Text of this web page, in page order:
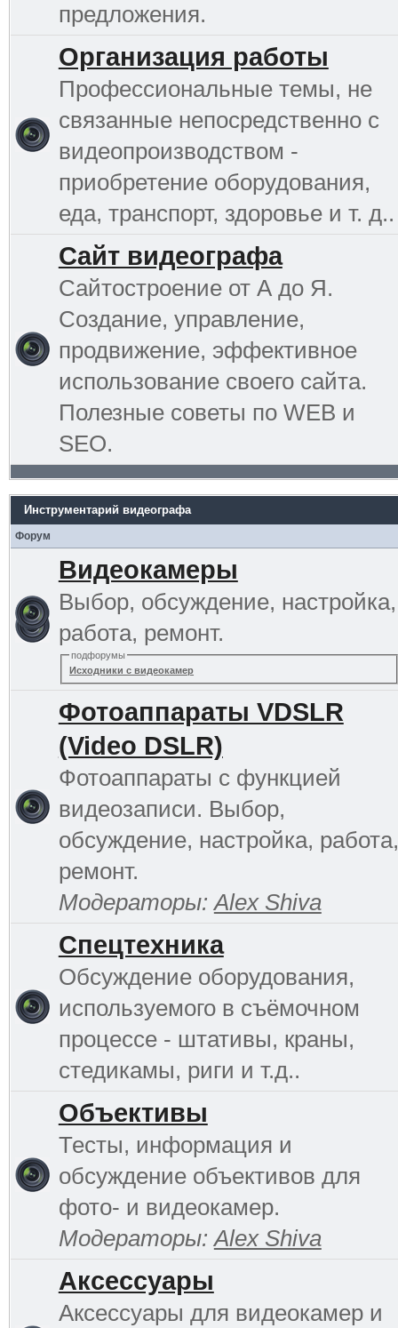
предложения.
Организация работы
Профессиональные темы, не
связанные непосредственно с
видеопроизводством -
приобретение оборудования,
еда, транспорт, здоровье и т. д..
Сайт видеографа
Сайтостроение от А до Я.
Создание, управление,
продвижение, эффективное
использование своего сайта.
Полезные советы по WEB и
SEO.
Инструментарий видеографа
Форум
Видеокамеры
Выбор, обсуждение, настройка,
работа, ремонт.
подфорумы
Исходники с видеокамер
Фотоаппараты VDSLR
(Video DSLR)
Фотоаппараты с функцией
видеозаписи. Выбор,
обсуждение, настройка, работа,
ремонт.
Модераторы:Alex Shiva
Спецтехника
Обсуждение оборудования,
используемого в съёмочном
процессе - штативы, краны,
стедикамы, риги и т.д..
Объективы
Тесты, информация и
обсуждение объективов для
фото- и видеокамер.
Модераторы:Alex Shiva
Аксессуары
Аксессуары для видеокамер и